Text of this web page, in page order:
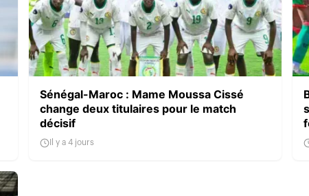
Sénégal-Maroc : Mame Moussa Cissé
change deux titulaires pour le match
décisif
Il y a 4 jours